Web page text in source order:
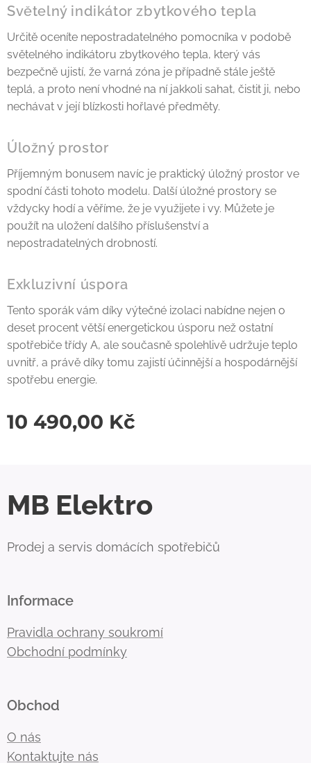
Světelný indikátor zbytkového tepla
Určitě oceníte nepostradatelného pomocníka v podobě
světelného indikátoru zbytkového tepla, který vás
bezpečně ujistí, že varná zóna je případně stále ještě
teplá, a proto není vhodné na ní jakkoli sahat, čistit ji, nebo
nechávat v její blízkosti hořlavé předměty.
Úložný prostor
Příjemným bonusem navíc je praktický úložný prostor ve
spodní části tohoto modelu. Další úložné prostory se
vždycky hodí a věříme, že je využijete i vy. Můžete je
použít na uložení dalšího příslušenství a
nepostradatelných drobností.
Exkluzivní úspora
Tento sporák vám díky výtečné izolaci nabídne nejen o
deset procent větší energetickou úsporu než ostatní
spotřebiče třídy A, ale současně spolehlivě udržuje teplo
uvnitř, a právě díky tomu zajistí účinnější a hospodárnější
spotřebu energie.
10 490,00 Kč
MB Elektro
Prodej a servis domácích spotřebičů
Informace
Pravidla ochrany soukromí
Obchodní podmínky
Obchod
O nás
Kontaktujte nás